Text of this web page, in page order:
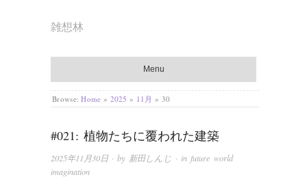
雑想林
Menu
Browse: Home » 2025 » 11月 » 30
#021: 植物たちに覆われた建築
2025年11月30日· by 新田しんじ · in future world
imagination